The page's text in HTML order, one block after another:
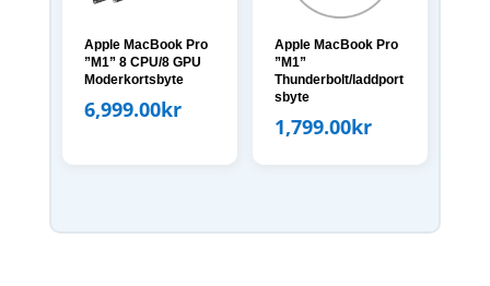
Apple MacBook Pro
”M1” 8 CPU/8 GPU
Moderkortsbyte
6,999.00kr
Apple MacBook Pro
”M1”
Thunderbolt/laddport
sbyte
1,799.00kr